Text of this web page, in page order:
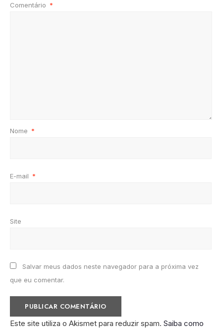
Comentário *
Nome *
E-mail *
Site
Salvar meus dados neste navegador para a próxima vez
que eu comentar.
Este site utiliza o Akismet para reduzir spam. Saiba como